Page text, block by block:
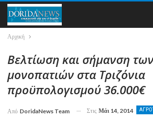
Αρχική
Βελτίωση και σήμανση
μονοπατιών στα Τριζόνια
προϋπολογισμού 36.000€
Από DoridaNews Team Στις Μάι 14, 2014